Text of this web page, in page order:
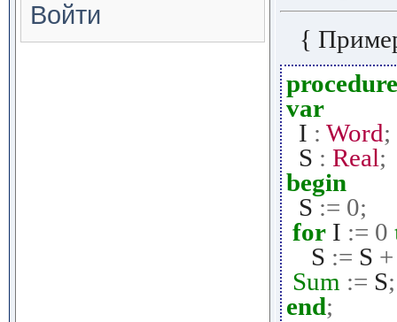
Войти
{
procedure
var
I : Word;
S : Real;
begin
S := 0;
forI := 0
S := S +
Sum := S;
end;